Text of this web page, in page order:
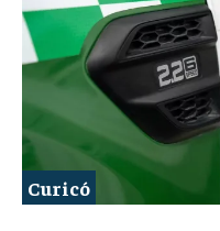
Curicó